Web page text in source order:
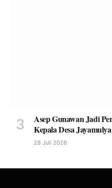
Asep Gunawan Jadi
Kepala Desa
28 Juli 2026